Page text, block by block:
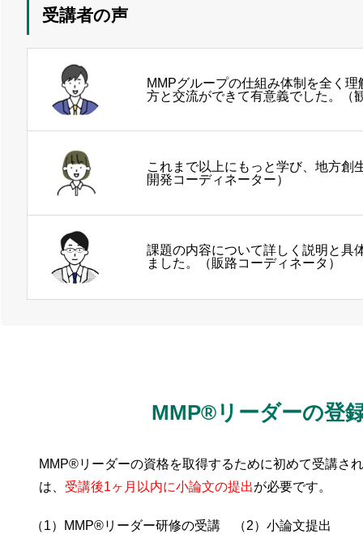
受講者の声
MMPグループの仕組み体制を全く
方と交流ができて有意義でした。（
これまで以上にもっと学び、地方創
開発コーディネーター）
課題の内容について詳しく説明と具
ました。（販路コーディネータ）
MMP®リーダーの登
MMP®リーダーの資格を取得するために初めて受講さ
は、 受講後1ヶ月以内に小論文の提出が必要です。
（1）MMP®リーダー研修の受講 （2）小論文提出